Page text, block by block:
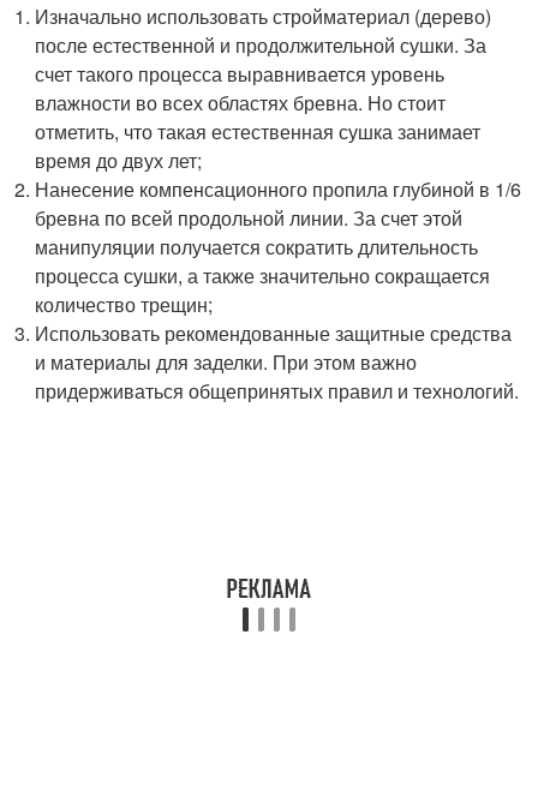
Изначально использовать стройматериал (дерево)
после естественной и продолжительной сушки. За
счет такого процесса выравнивается уровень
влажности во всех областях бревна. Но стоит
отметить, что такая естественная сушка занимает
время до двух лет;
Нанесение компенсационного пропила глубиной в 1/6
бревна по всей продольной линии. За счет этой
манипуляции получается сократить длительность
процесса сушки, а также значительно сокращается
количество трещин;
Использовать рекомендованные защитные средства
и материалы для заделки. При этом важно
придерживаться общепринятых правил и технологий.